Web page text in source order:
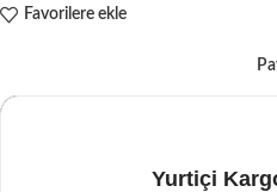
Favorilere ekle
Yurtiçi